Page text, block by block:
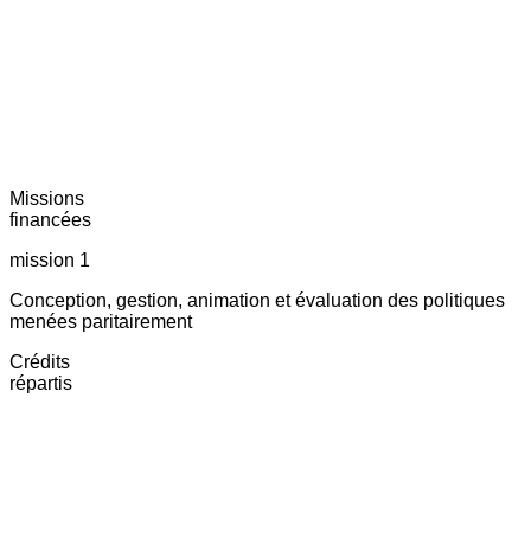
Missions
financées
mission 1
Conception, gestion, animation et évaluation des politiques
menées paritairement
Crédits
répartis